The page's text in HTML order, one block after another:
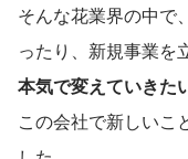
そんな花業界の中で
ったり、新規事業を
本気で変えていきた
この会社で新しいこ